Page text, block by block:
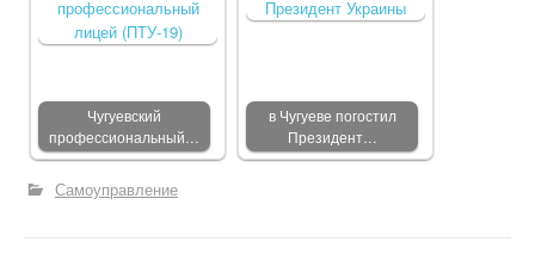
Чугуевский
профессиональный…
в Чугуеве погостил
Президент…
Самоуправление